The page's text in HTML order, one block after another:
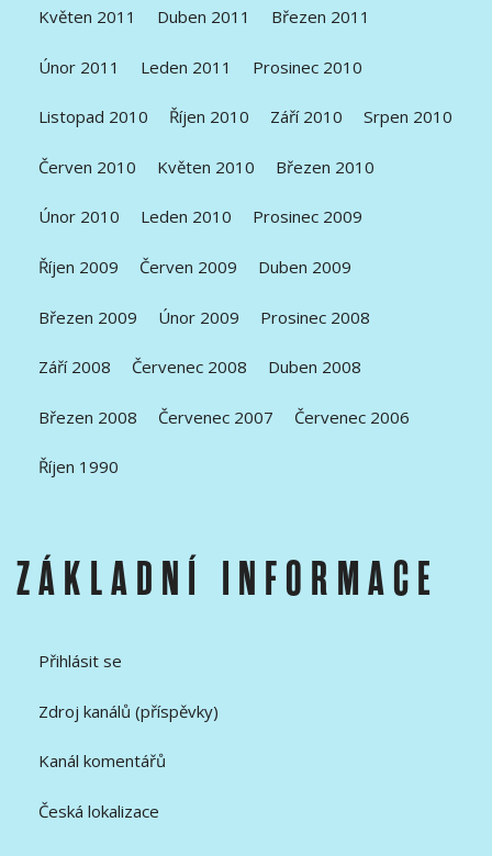
Květen 2011 Duben 2011 Březen 2011
Únor 2011 Leden 2011 Prosinec 2010
Listopad 2010 Říjen 2010 Září 2010 Srpen 2010
Červen 2010 Květen 2010 Březen 2010
Únor 2010 Leden 2010 Prosinec 2009
Říjen 2009 Červen 2009 Duben 2009
Březen 2009 Únor 2009 Prosinec 2008
Září 2008 Červenec 2008 Duben 2008
Březen 2008 Červenec 2007 Červenec 2006
Říjen 1990
ZÁKLADNÍ INFORMACE
Přihlásit se
Zdroj kanálů (příspěvky)
Kanál komentářů
Česká lokalizace